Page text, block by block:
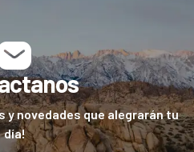
y novedades que alegrarán tu
día!